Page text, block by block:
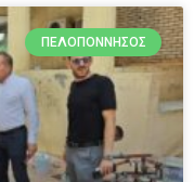
ΠΕΛΟΠΌΝΝΗΣΟΣ